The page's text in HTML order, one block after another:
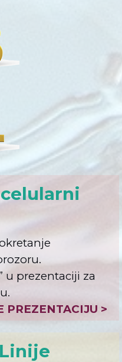
” u prezentaciji za
PREZENTACIJU >